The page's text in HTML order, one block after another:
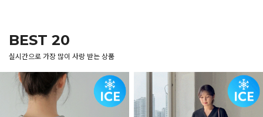
BEST 20
실시간으로 가장 많이 사랑 받는 상품